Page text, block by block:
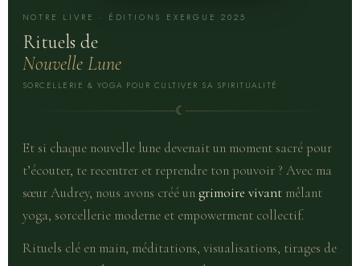
NOTRE LIVRE · ÉDITIONS EXERGUE 2025
Rituels de
Nouvelle Lune
SORCELLERIE & YOGA POUR CULTIVER SA SPIRITUALITÉ
☾
Et si chaque nouvelle lune devenait un moment sacré pour
t’écouter, te recentrer et reprendre ton pouvoir ? Avec ma
sœur Audrey, nous avons créé un grimoire vivantmêlant
yoga, sorcellerie moderne et empowerment collectif.
Rituels clé en main, méditations, visualisations, tirages de